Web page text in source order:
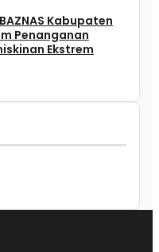
Kabupaten
Penanganan
Ekstrem